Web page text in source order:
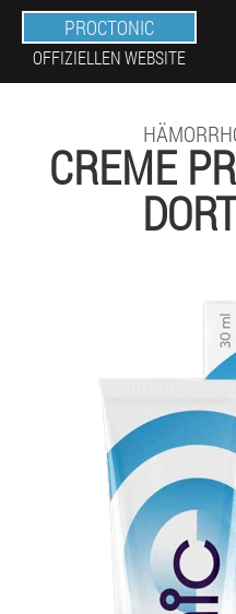
PROCTONIC
OFFIZIELLEN WEBSITE
CREME